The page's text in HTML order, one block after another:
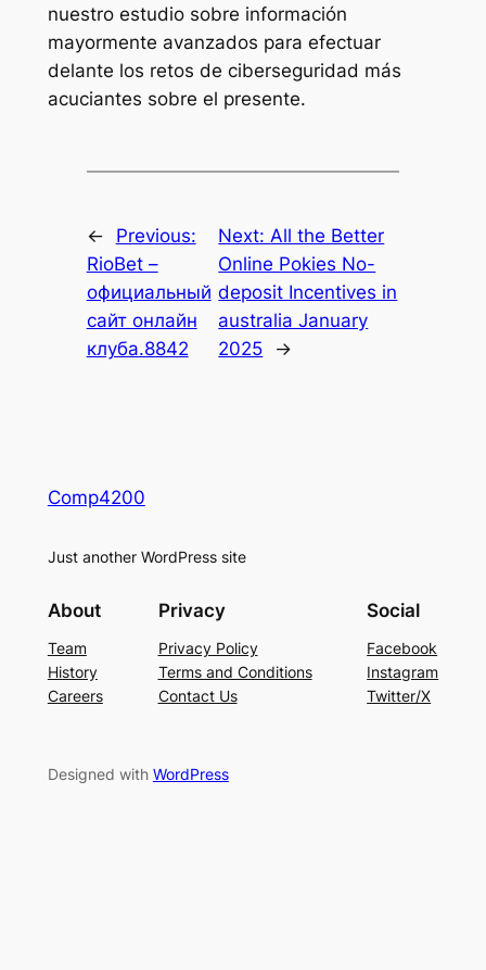
nuestro estudio sobre información
mayormente avanzados para efectuar
delante los retos de ciberseguridad más
acuciantes sobre el presente.
←
Previous:
RioBet –
официальный
сайт онлайн
клуба.8842
Next: All the Better
Online Pokies No-
deposit Incentives in
australia January
2025
→
Comp4200
Just another WordPress site
About
Team
History
Careers
Privacy
Privacy Policy
Terms and Conditions
Contact Us
Social
Facebook
Instagram
Twitter/X
Designed with WordPress